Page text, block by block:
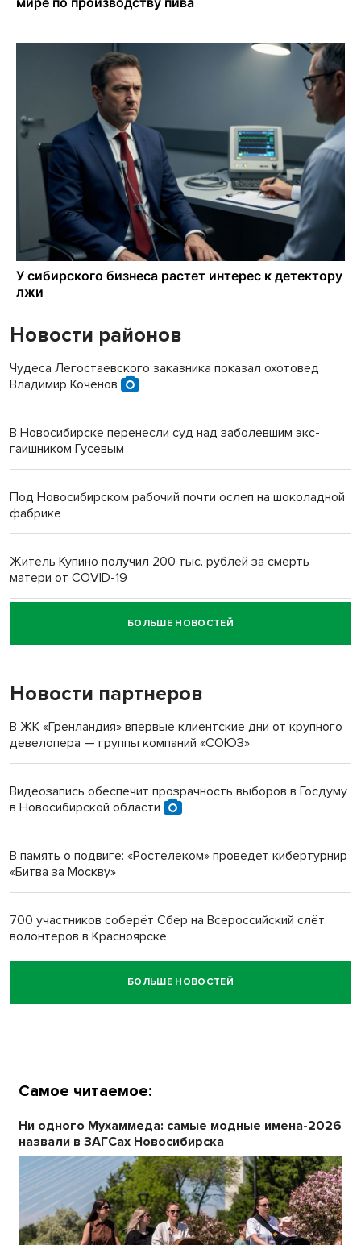
Новости районов
Чудеса Легостаевского заказника показал охотовед
Владимир Коченов
В Новосибирске перенесли суд над заболевшим экс-
гаишником Гусевым
Под Новосибирском рабочий почти ослеп на шоколадной
фабрике
Житель Купино получил 200 тыс. рублей за смерть
матери от COVID-19
Новосибирский суд наказал водителя за смерть
пенсионерки на вокзале
«Мы живём на пастбище!»: в новосибирском селе лошади
терроризируют жителей
Инвалид получил условный срок за избиение врачей
Новосибирский преподаватель с женой вошли в топ-16
Обновлённое отделение ВТБ открылось в Искитиме
БОЛЬШЕ НОВОСТЕЙ
Новости партнеров
В ЖК «Гренландия» впервые клиентские дни от крупного
девелопера — группы компаний «СОЮЗ»
Видеозапись обеспечит прозрачность выборов в Госдуму
в Новосибирской области
В память о подвиге: «Ростелеком» проведет кибертурнир
«Битва за Москву»
700 участников соберёт Сбер на Всероссийский слёт
волонтёров в Красноярске
Честный выбор: видеонаблюдение обеспечит
объективность результатов ЕДГ в Новосибирской
БОЛЬШЕ НОВОСТЕЙ
Самое читаемое:
Ни одного Мухаммеда: самые модные имена-2026
назвали в ЗАГСах Новосибирска